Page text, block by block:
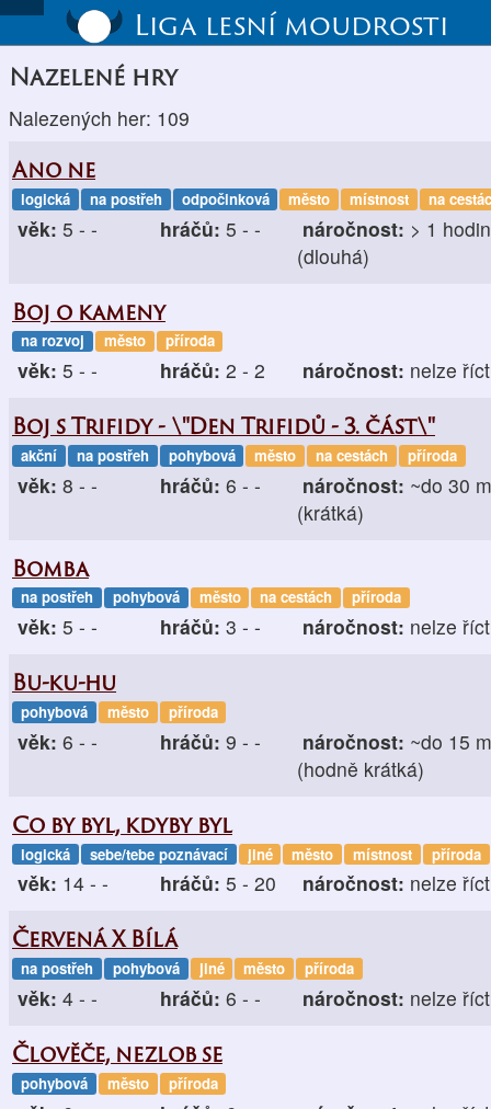
Liga lesní moudrosti
Nazelené hry
Nalezených her: 109
Ano ne
logická na postřeh odpočinková město místnost na
věk: 5 - - hráčů: 5 - - náročnost: > 1
(dlouhá)
Boj o kameny
na rozvoj město příroda
věk: 5 - - hráčů: 2 - 2 náročnost: nelze říct
Boj s Trifidy - \"Den Trifidů - 3. část\"
akční na postřeh pohybová město na cestách příroda
věk: 8 - - hráčů: 6 - - náročnost: ~do 30
(krátká)
Bomba
na postřeh pohybová město na cestách příroda
věk: 5 - - hráčů: 3 - - náročnost: nelze říct
Bu-ku-hu
pohybová město příroda
věk: 6 - - hráčů: 9 - - náročnost: ~do 15
(hodně krátká)
Co by byl, kdyby byl
logická sebe/tebe poznávací jiné město místnost příroda
věk: 14 - - hráčů: 5 - 20 náročnost: nelze říct
Červená X Bílá
na postřeh pohybová jiné město příroda
věk: 4 - - hráčů: 6 - - náročnost: nelze říct
Člověče, nezlob se
pohybová město příroda